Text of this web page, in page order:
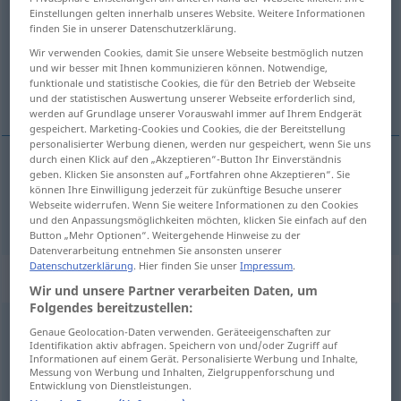
Übersicht aller Übersetzungen
(Für mehr Details die Übersetzung anklicken/antippen)
ciento
cien(to) hundert
Beispielsätze für "hundert"
jemanden um hundertEuroüberbieten
ofrecercieneuros más quealguien
Einstellungen gelten innerhalb unseres Website. Weitere Informationen
finden Sie in unserer Datenschutzerklärung.
Wir verwenden Cookies, damit Sie unsere Webseite bestmöglich nutzen
und wir besser mit Ihnen kommunizieren können. Notwendige,
funktionale und statistische Cookies, die für den Betrieb der Webseite
und der statistischen Auswertung unserer Webseite erforderlich sind,
werden auf Grundlage unserer Vorauswahl immer auf Ihrem Endgerät
gespeichert. Marketing-Cookies und Cookies, die der Bereitstellung
personalisierter Werbung dienen, werden nur gespeichert, wenn Sie uns
durch einen Klick auf den „Akzeptieren“-Button Ihr Einverständnis
geben. Klicken Sie ansonsten auf „Fortfahren ohne Akzeptieren“. Sie
können Ihre Einwilligung jederzeit für zukünftige Besuche unserer
Webseite widerrufen. Wenn Sie weitere Informationen zu den Cookies
und den Anpassungsmöglichkeiten möchten, klicken Sie einfach auf den
Button „Mehr Optionen“. Weitergehende Hinweise zu der
Datenverarbeitung entnehmen Sie ansonsten unserer
Datenschutzerklärung. Hier finden Sie unserImpressum.
Wir und unsere Partner verarbeiten Daten, um
Folgendes bereitzustellen:
Genaue Geolocation-Daten verwenden. Geräteeigenschaften zur
Identifikation aktiv abfragen. Speichern von und/oder Zugriff auf
Informationen auf einem Gerät. Personalisierte Werbung und Inhalte,
Messung von Werbung und Inhalten, Zielgruppenforschung und
Entwicklung von Dienstleistungen.